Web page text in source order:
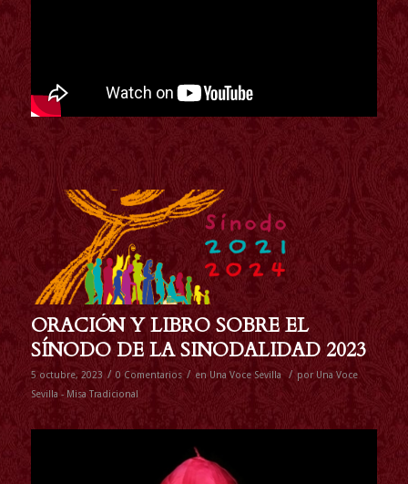
ORACIÓN Y LIBRO SOBRE EL
SÍNODO DE LA SINODALIDAD 2023
5 octubre, 2023 / 0 Comentarios / en Una Voce Sevilla / por Una Voce
Sevilla - Misa Tradicional